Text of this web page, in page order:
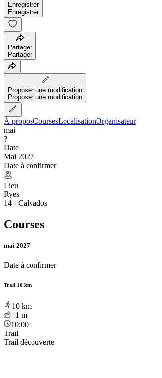
Enregistrer
Enregistrer
Partager
Partager
Proposer une modification
Proposer une modification
À proposCoursesLocalisationOrganisateur
mai
?
Date
Mai 2027
Date à confirmer
Lieu
Ryes
14 - Calvados
Courses
mai 2027
Date à confirmer
Trail 10 km
10 km
+1 m
10:00
Trail
Trail découverte